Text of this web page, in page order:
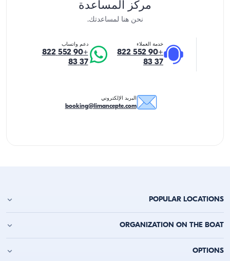
مركز المساعدة
نحن هنا لمساعدتك.
خدمة العملاء
+90 552 822
37 83
دعم واتساب
+90 552 822
37 83
البريد الإلكتروني
booking@limancepte.com
POPULAR LOCATIONS
استئجار يخت في أنطاليا
استئجار يخت في قاش
ORGANIZATION ON THE BOAT
حفلة عيد الميلاد على اليخت
OPTIONS